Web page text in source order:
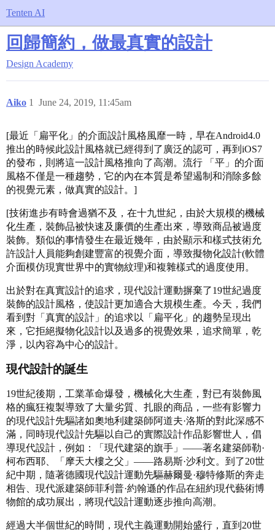
Tenten AI
回歸簡約，做最真實的設計
Design Academy
Aiko June 24, 2019, 11:45am
1
[最近「扁平化」的介面設計風格風靡一時，早在Android4.0
推出的時候此設計風格就已經得到了廣泛的認可，再到iOS7
的發布，則將這一設計風格推向了高潮。流行 「平」的介面
風格不僅是一種趨勢，它的內在本質是希望遏制和消除多餘
的視覺元素，做真實的設計。]
[技術進步有時會過猶不及，在十九世紀，由於大規模的機械
化生產，裝飾品被快速及廉價的生產出來，導致商品被過度
裝飾。類似的事情發生在最近幾年，由於顯示和樣式技術允
許設計人員能夠創建豐富的視覺介面，導致擬物化設計(軟體
介面模仿現實世界中的實物紋理)和複雜樣式的過度使用。
出於對在真實設計的追求，現代設計運動摒棄了19世紀過度
裝飾的設計風格，使設計更加適合大規模生產。今天，我們
看到對「真實的設計」的追求以「扁平化」的趨勢呈現出
來，它拒絕擬物化設計以及過多的視覺效果，追求簡單，乾
淨，以內容為中心的設計。
現代設計的誕生
19世紀後期，工業革命爆發，機械化大生產，對已有裝飾風
格的瘋狂複製導致了大量劣質、扎眼的商品，一些有影響力
的現代設計先驅諸如奧地利建築師阿道夫·洛斯的對此深感不
滿，同時現代設計先驅以自己的實際設計作品影響世人，倡
導現代設計，例如：「現代建築的旗手」——著名建築師勒·
柯布西耶、「摩天大樓之父」——路易斯·沙利文。到了20世
紀中期，隨著德國現代設計運動先驅赫爾曼·穆特修斯的奔走
相告、現代派建築師菲利普·約翰遜的作品在紐約現代藝術博
物館的成功展出，將現代設計運動逐步推向高潮。
經過大半個世紀的時間，現代主義運動開始盛行，直到20世